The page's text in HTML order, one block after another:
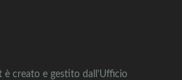
è creato e gestito dall’Ufficio